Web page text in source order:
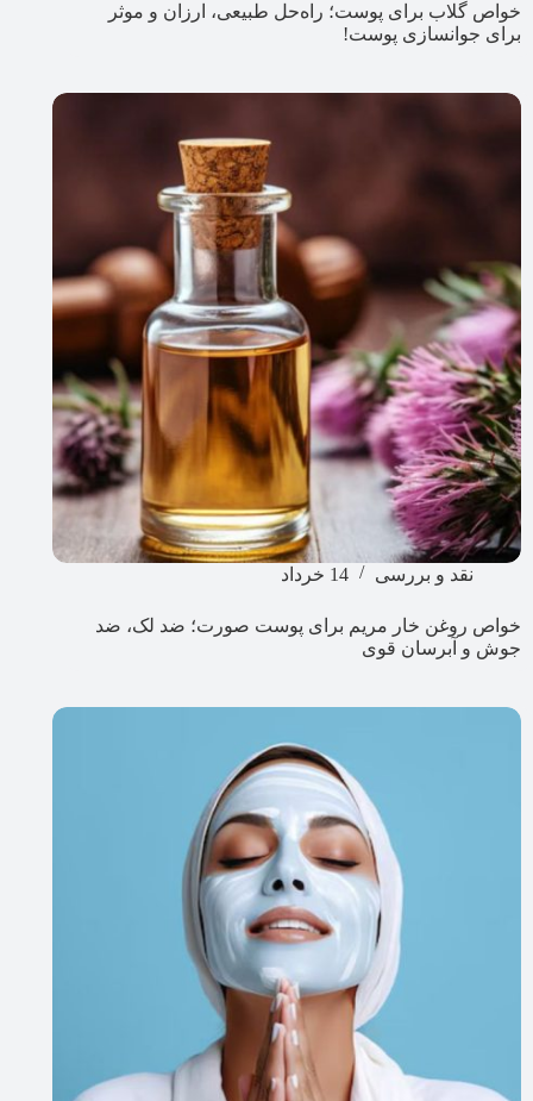
خواص گلاب برای پوست؛ راه‌حل طبیعی، ارزان و موثر
برای جوانسازی پوست!
نقد و بررسی 14 خرداد
خواص روغن خار مریم برای پوست صورت؛ ضد لک، ضد
جوش و آبرسان قوی